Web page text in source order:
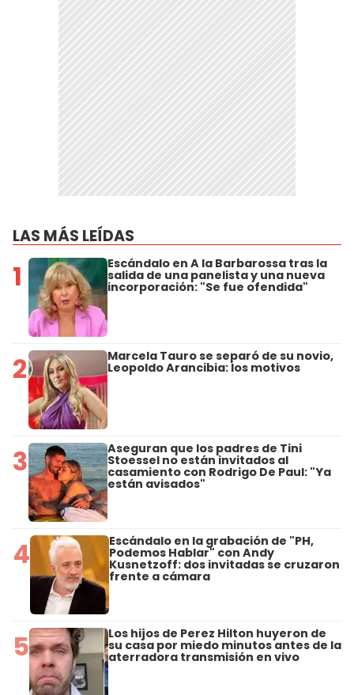
LAS MÁS LEÍDAS
1 Escándalo en A la Barbarossa tras la
salida de una panelista y una nueva
incorporación: "Se fue ofendida"
2 Marcela Tauro se separó de su novio,
Leopoldo Arancibia: los motivos
3 Aseguran que los padres de Tini
Stoessel no están invitados al
casamiento con Rodrigo De Paul: "Ya
están avisados"
4 Escándalo en la grabación de "PH,
Podemos Hablar" con Andy
Kusnetzoff: dos invitadas se cruzaron
frente a cámara
5 Los hijos de Perez Hilton huyeron de
su casa por miedo minutos antes de la
aterradora transmisión en vivo